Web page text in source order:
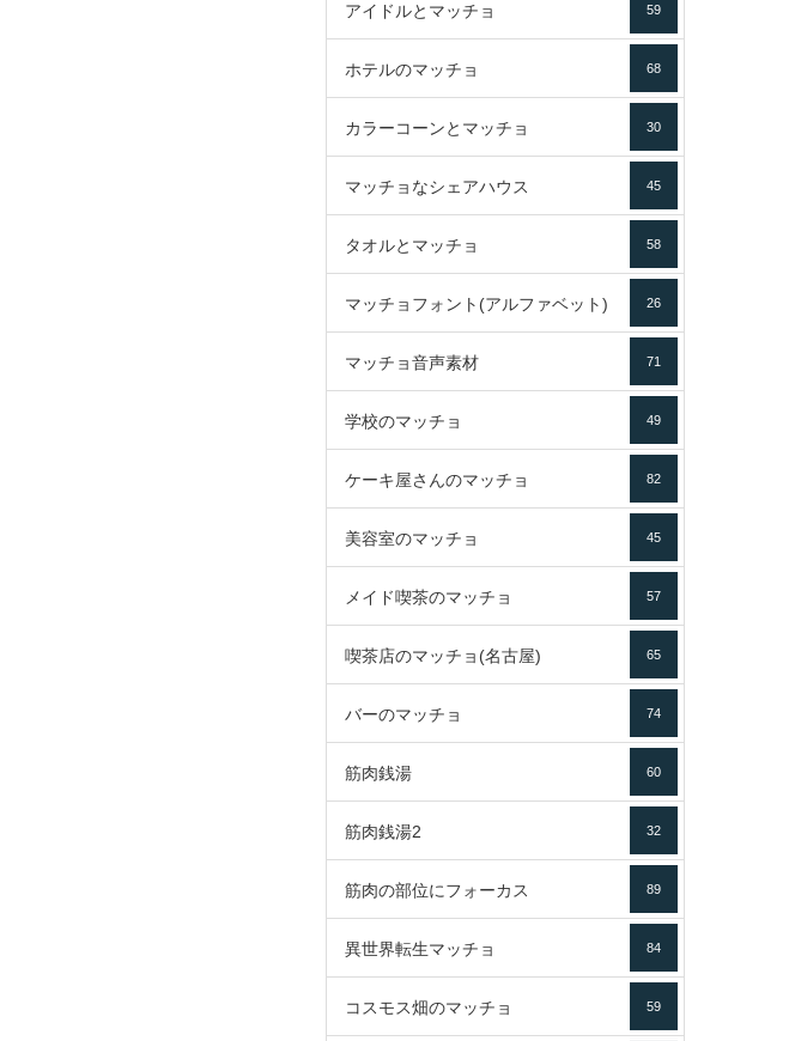
アイドルとマッチョ 59
ホテルのマッチョ 68
カラーコーンとマッチョ 30
マッチョなシェアハウス 45
タオルとマッチョ 58
マッチョフォント(アルファベット) 26
マッチョ音声素材 71
学校のマッチョ 49
ケーキ屋さんのマッチョ 82
美容室のマッチョ 45
メイド喫茶のマッチョ 57
喫茶店のマッチョ(名古屋) 65
バーのマッチョ 74
筋肉銭湯 60
筋肉銭湯2 32
筋肉の部位にフォーカス 89
異世界転生マッチョ 84
コスモス畑のマッチョ 59